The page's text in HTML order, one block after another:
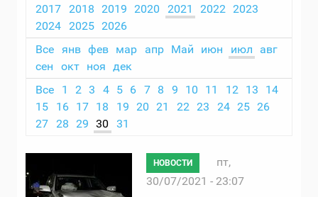
2017
2018 2019 2020 2021 2022 2023
2024
2025
2026
Все янв фев мар апр Май июн июл
авг
сен
окт ноя дек
Все
1 2 3 4 5 6 7 8 9 10 11 12 13
14
15
16 17 18 19 20 21 22 23 24 25 26
27
28 29 30 31
НОВОСТИ
пт,
30/07/2021 - 23:07